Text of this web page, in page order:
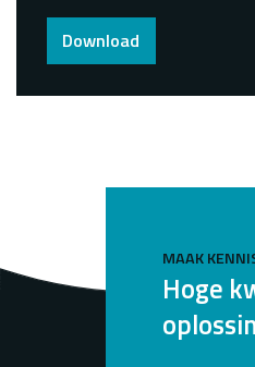
Download
MAAK
Hoge